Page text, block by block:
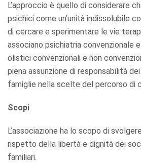
L’approccio è quello di considerare
psichici come un’unità indissolubile
di cercare e sperimentare le vie
associano psichiatria convenzionale
olistici convenzionali e non
piena assunzione di responsabilità
famiglie nella scelte del percorso di
Scopi
L’associazione ha lo scopo di
rispetto della libertà e dignità dei
familiari.